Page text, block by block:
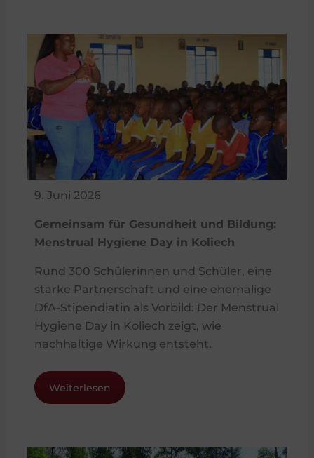
9. Juni 2026
Gemeinsam für Gesundheit und Bildung:
Menstrual Hygiene Day in Koliech
Rund 300 Schülerinnen und Schüler, eine
starke Partnerschaft und eine ehemalige
DfA-Stipendiatin als Vorbild: Der Menstrual
Hygiene Day in Koliech zeigt, wie
nachhaltige Wirkung entsteht.
Weiterlesen